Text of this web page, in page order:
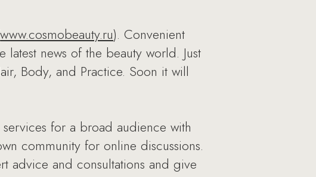
www.cosmobeauty.ru). Convenient
news of the beauty world. Just
Body, and Practice. Soon it will
for a broad audience with
community for online discussions.
advice and consultations and give